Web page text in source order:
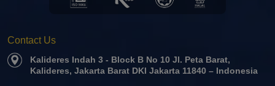
Contact Us
Kalideres Indah 3 - Block B No 10 Jl. Peta Barat,
Kalideres, Jakarta Barat DKI Jakarta 11840 – Indonesia